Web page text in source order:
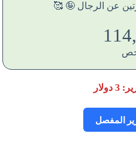
عن الرجال 🤪 🥰
3 دولار
المفصل